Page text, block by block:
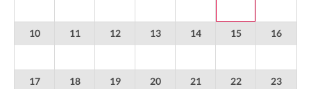
10 11 12 13 14 15 16
17 18 19 20 21 22 23